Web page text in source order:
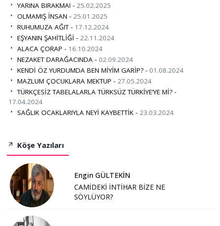
YARINA BIRAKMA! - 25.02.2025
OLMAMIŞ İNSAN - 25.01.2025
RUHUMUZA AĞIT - 17.12.2024
EŞYANIN ŞAHİTLİĞİ - 22.11.2024
ALACA ÇORAP - 16.10.2024
NEZAKET DARAĞACINDA - 02.09.2024
KENDİ ÖZ YURDUMDA BEN MİYİM GARİP? - 01.08.2024
MAZLUM ÇOCUKLARA MEKTUP - 27.05.2024
TÜRKÇESİZ TABELALARLA TÜRKSÜZ TÜRKİYE’YE Mİ? -
17.04.2024
SAĞLIK OCAKLARIYLA NEYİ KAYBETTİK - 23.03.2024
Köşe Yazıları
Engin GÜLTEKİN
CAMİDEKİ İNTİHAR BİZE NE
SÖYLÜYOR?